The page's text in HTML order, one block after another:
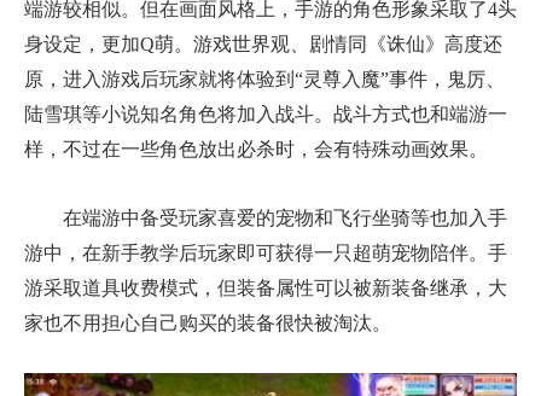
端游较相似。但在画面风格上，手游的角色形象采取了4头
身设定，更加Q萌。游戏世界观、剧情同《诛仙》高度还
原，进入游戏后玩家就将体验到“灵尊入魔”事件，鬼厉、
陆雪琪等小说知名角色将加入战斗。战斗方式也和端游一
样，不过在一些角色放出必杀时，会有特殊动画效果。
在端游中备受玩家喜爱的宠物和飞行坐骑等也加入手
游中，在新手教学后玩家即可获得一只超萌宠物陪伴。手
游采取道具收费模式，但装备属性可以被新装备继承，大
家也不用担心自己购买的装备很快被淘汰。